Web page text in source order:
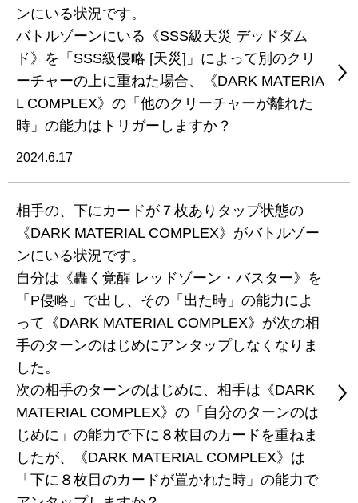
ンにいる状況です。
バトルゾーンにいる《SSS級天災 デッドダム
ド》を「SSS級侵略 [天災]」によって別のクリ
ーチャーの上に重ねた場合、《DARK MATERIA
L COMPLEX》の「他のクリーチャーが離れた
時」の能力はトリガーしますか？
2024.6.17
相手の、下にカードが７枚ありタップ状態の
《DARK MATERIAL COMPLEX》がバトルゾー
ンにいる状況です。
自分は《轟く覚醒 レッドゾーン・バスター》を
「P侵略」で出し、その「出た時」の能力によ
って《DARK MATERIAL COMPLEX》が次の相
手のターンのはじめにアンタップしなくなりま
した。
次の相手のターンのはじめに、相手は《DARK
MATERIAL COMPLEX》の「自分のターンのは
じめに」の能力で下に８枚目のカードを重ねま
したが、《DARK MATERIAL COMPLEX》は
「下に８枚目のカードが置かれた時」の能力で